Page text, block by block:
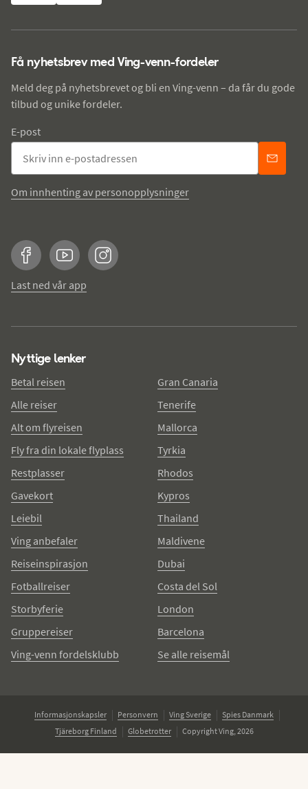
Få nyhetsbrev med Ving-venn-fordeler
Meld deg på nyhetsbrevet og bli en Ving-venn – da får du gode
tilbud og unike fordeler.
E-post
Om innhenting av personopplysninger
FacebookYouTubeInstagram
Last ned vår app
Nyttige lenker
Betal reisen
Alle reiser
Alt om flyreisen
Fly fra din lokale flyplass
Restplasser
Gavekort
Leiebil
Ving anbefaler
Reiseinspirasjon
Fotballreiser
Storbyferie
Gruppereiser
Ving-venn fordelsklubb
Gran Canaria
Tenerife
Mallorca
Tyrkia
Rhodos
Kypros
Thailand
Maldivene
Dubai
Costa del Sol
London
Barcelona
Se alle reisemål
Informasjonskapsler Personvern Ving Sverige
Spies Danmark
Tjäreborg Finland
Globetrotter Copyright Ving, 2026